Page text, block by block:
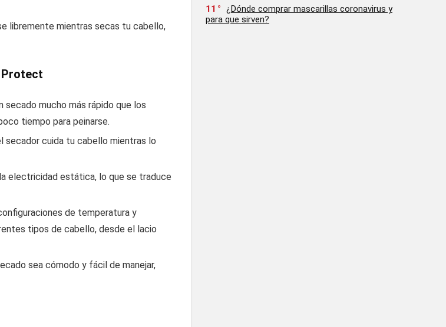
libremente mientras secas tu cabello,
Protect
mucho más rápido que los
tiempo para peinarse.
secador cuida tu cabello mientras lo
electricidad estática, lo que se traduce
de temperatura y
tipos de cabello, desde el lacio
sea cómodo y fácil de manejar,
11
¿Dónde comprar mascarillas coronavirus y
para que sirven?